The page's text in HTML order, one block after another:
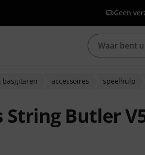
Geen
basgitaren accessoires speelhulp
Butler